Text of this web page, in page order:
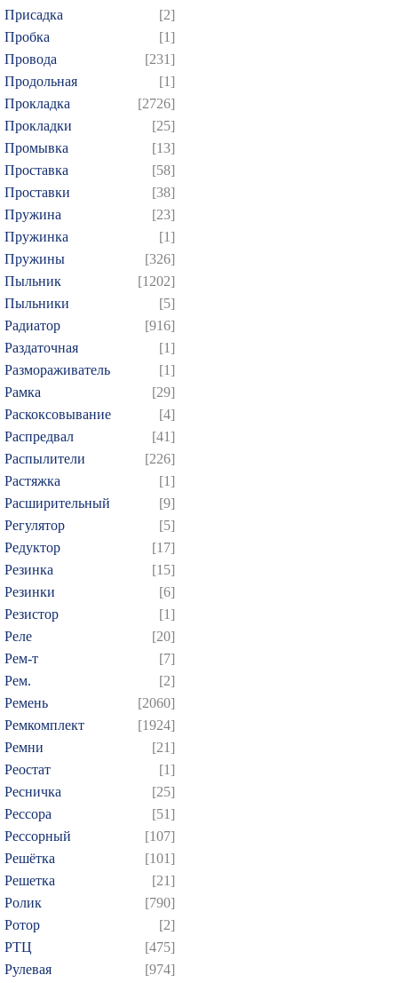
Присадка
[2]
Пробка
[1]
Провода
[231]
Продольная
[1]
Прокладка
[2726]
Прокладки
[25]
Промывка
[13]
Проставка
[58]
Проставки
[38]
Пружина
[23]
Пружинка
[1]
Пружины
[326]
Пыльник
[1202]
Пыльники
[5]
Радиатор
[916]
Раздаточная
[1]
Размораживатель
[1]
Рамка
[29]
Раскоксовывание
[4]
Распредвал
[41]
Распылители
[226]
Растяжка
[1]
Расширительный
[9]
Регулятор
[5]
Редуктор
[17]
Резинка
[15]
Резинки
[6]
Резистор
[1]
Реле
[20]
Рем-т
[7]
Рем.
[2]
Ремень
[2060]
Ремкомплект
[1924]
Ремни
[21]
Реостат
[1]
Ресничка
[25]
Рессора
[51]
Рессорный
[107]
Решётка
[101]
Решетка
[21]
Ролик
[790]
Ротор
[2]
РТЦ
[475]
Рулевая
[974]